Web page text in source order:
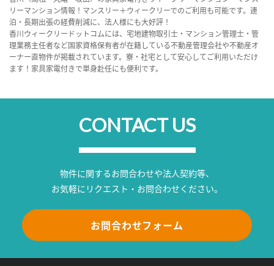
リーマンション情報！マンスリー＋ウィークリーでのご利用も可能です。連
泊・長期出張の経費削減に、法人様にも大好評！
香川ウィークリードットコムには、宅地建物取引士・マンション管理士・管
理業務主任者など国家資格保有者が在籍している不動産管理会社や不動産オ
ーナー直物件が掲載されています。寮・社宅として安心してご利用いただけ
ます！家具家電付きで単身赴任にも便利です。
CONTACT US
物件に関するお問合わせや法人契約等、
お気軽にリクエスト・お問合わせください。
お問合わせフォーム